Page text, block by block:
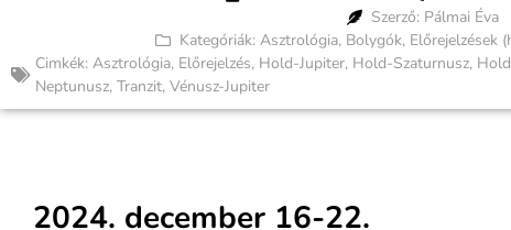
Szerző: Pálmai Éva
Kategóriák: Asztrológia, Bolygók, Előrejelzések
Cimkék: Asztrológia, Előrejelzés, Hold-Jupiter, Hold-Szaturnusz,
Neptunusz, Tranzit, Vénusz-Jupiter
2024. december 16-22.